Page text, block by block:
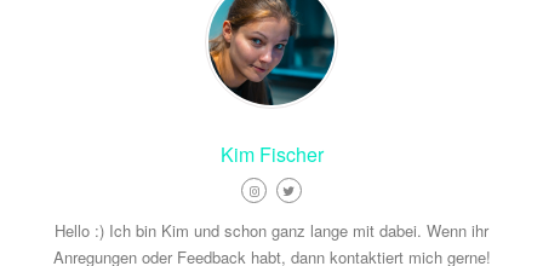
Kim Fischer
Hello :) Ich bin Kim und schon ganz lange mit dabei. Wenn ihr
Anregungen oder Feedback habt, dann kontaktiert mich gerne!